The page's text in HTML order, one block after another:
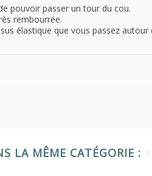
pouvoir passer un tour du cou.
rembourrée.
élastique que vous passez autour
LA MÊME CATÉGORIE :